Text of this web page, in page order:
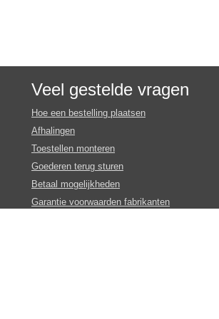
Veel gestelde vragen
Hoe een bestelling plaatsen
Afhalingen
Toestellen monteren
Goederen terug sturen
Betaal mogelijkheden
Garantie voorwaarden fabrikanten